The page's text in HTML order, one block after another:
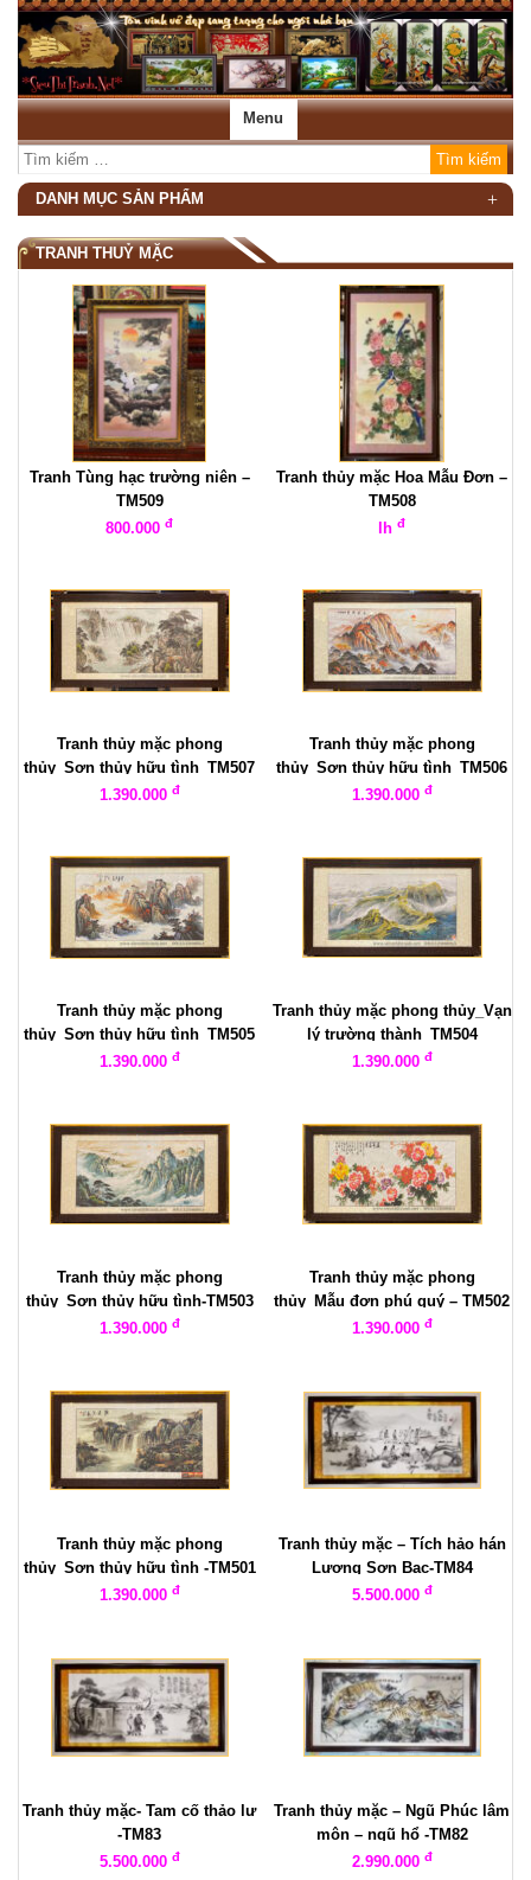
Menu
DANH MỤC SẢN PHẨM
TRANH THUỶ MẶC
Tranh Tùng hạc trường niên –
TM509
800.000 đ
Tranh thủy mặc Hoa Mẫu Đơn –
TM508
lh đ
Tranh thủy mặc phong
thủy_Sơn thủy hữu tình_TM507
1.390.000 đ
Tranh thủy mặc phong
thủy_Sơn thủy hữu tình_TM506
1.390.000 đ
Tranh thủy mặc phong
thủy_Sơn thủy hữu tình_TM505
1.390.000 đ
Tranh thủy mặc phong thủy_Vạn
lý trường thành_TM504
1.390.000 đ
Tranh thủy mặc phong
thủy_Sơn thủy hữu tình-TM503
1.390.000 đ
Tranh thủy mặc phong
thủy_Mẫu đơn phú quý – TM502
1.390.000 đ
Tranh thủy mặc phong
thủy_Sơn thủy hữu tình -TM501
1.390.000 đ
Tranh thủy mặc – Tích hảo hán
Lương Sơn Bạc-TM84
5.500.000 đ
Tranh thủy mặc- Tam cố thảo lư
-TM83
5.500.000 đ
Tranh thủy mặc – Ngũ Phúc lâm
môn – ngũ hổ -TM82
2.990.000 đ